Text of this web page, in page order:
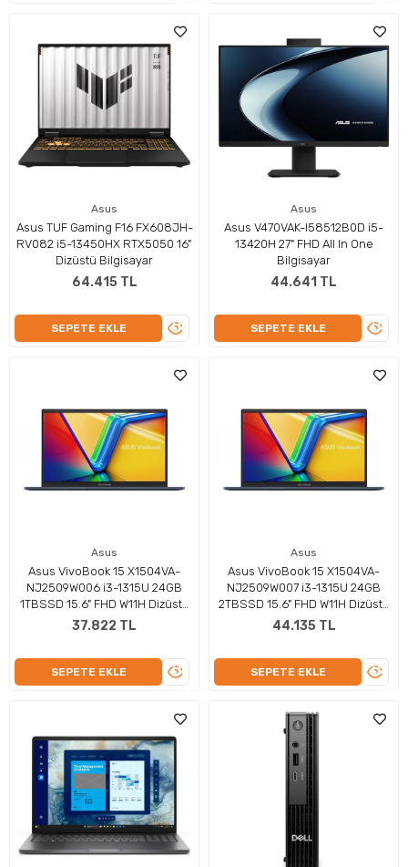
Asus
Asus TUF Gaming F16 FX608JH-
RV082 i5-13450HX RTX5050 16"
Dizüstü Bilgisayar
64.415 TL
SEPETE EKLE
ÜRÜNÜ
Asus
Asus V470VAK-I58512B0D i5-
13420H 27" FHD All In One
Bilgisayar
44.641 TL
SEPETE EKLE
Asus
Asus VivoBook 15 X1504VA-
NJ2509W006 i3-1315U 24GB
1TBSSD 15.6" FHD W11H Dizüstü
Bilgisayar
37.822 TL
SEPETE EKLE
ÜRÜNÜ
Asus
Asus VivoBook 15 X1504VA-
NJ2509W007 i3-1315U 24GB
2TBSSD 15.6" FHD W11H Dizüstü
Bilgisayar
44.135 TL
SEPETE EKLE